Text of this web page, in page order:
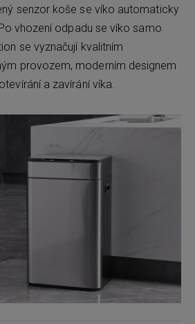
senzor koše se víko automaticky
vhození odpadu se víko samo
se vyznačují kvalitním
provozem, moderním designem
a zavírání víka.